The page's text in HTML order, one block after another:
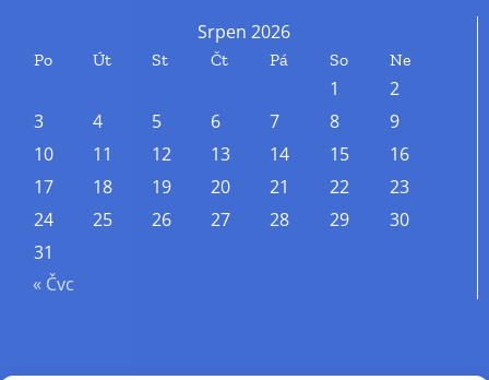
Srpen 2026
Po Út St Čt Pá So Ne
1
2
3
4 5 6 7 8
9
10
11 12 13 14 15
16
17
18 19 20 21 22
23
24
25 26 27 28 29
30
31
« Čvc